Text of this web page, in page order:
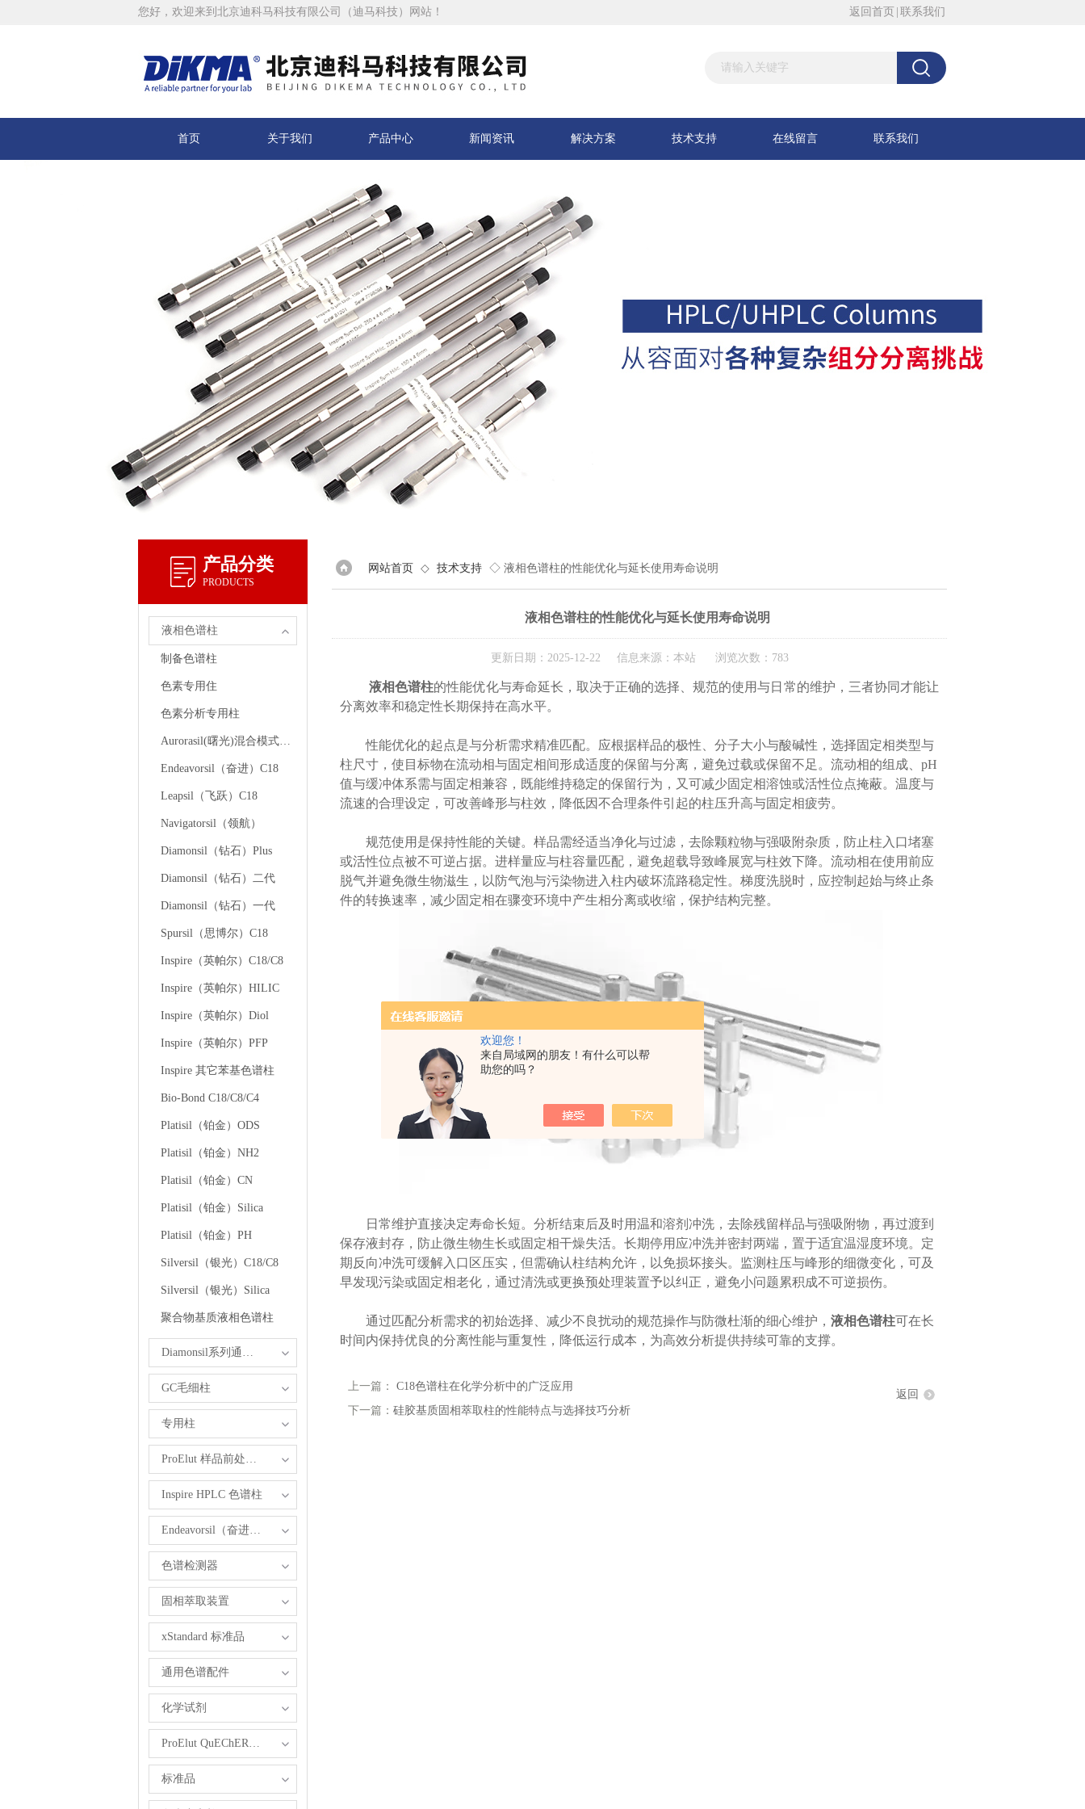
欢迎您！
来自局域网的朋友！有什么可以帮
助您的吗？
您好，欢迎来到北京迪科马科技有限公司（迪马科技）网站！ 返回首页 联系我们
首页 关于我们 产品中心 新闻资讯 解决方案 技术支持 在线留言 联系我们
产品分类
PRODUCTS
液相色谱柱
制备色谱柱
色素专用住
色素分析专用柱
Aurorasil(曙光)混合模式液相色谱柱
Endeavorsil（奋进）C18
Leapsil（飞跃）C18
Navigatorsil（领航）
Diamonsil（钻石）Plus
Diamonsil（钻石）二代
Diamonsil（钻石）一代
Spursil（思博尔）C18
Inspire（英帕尔）C18/C8
Inspire（英帕尔）HILIC
Inspire（英帕尔）Diol
Inspire（英帕尔）PFP
Inspire 其它苯基色谱柱
Bio-Bond C18/C8/C4
Platisil（铂金）ODS
Platisil（铂金）NH2
Platisil（铂金）CN
Platisil（铂金）Silica
Platisil（铂金）PH
Silversil（银光）C18/C8
Silversil（银光）Silica
聚合物基质液相色谱柱
Diamonsil系列通用型反相色谱柱
GC毛细柱
专用柱
ProElut 样品前处理产品
Inspire HPLC 色谱柱
Endeavorsil（奋进）1.8 µm UHPLC柱
色谱检测器
固相萃取装置
xStandard 标准品
通用色谱配件
化学试剂
ProElut QuEChERS 产品
标准品
网站首页 ◇ 技术支持 ◇ 液相色谱柱的性能优化与延长使用寿命说明
液相色谱柱的性能优化与延长使用寿命说明
更新日期：2025-12-22 信息来源：本站 浏览次数：783
液相色谱柱的性能优化与寿命延长，取决于正确的选择、规范的使用与日常的维护，三者协同才能让
分离效率和稳定性长期保持在高水平。
性能优化的起点是与分析需求精准匹配。应根据样品的极性、分子大小与酸碱性，选择固定相类型与
柱尺寸，使目标物在流动相与固定相间形成适度的保留与分离，避免过载或保留不足。流动相的组成、pH
值与缓冲体系需与固定相兼容，既能维持稳定的保留行为，又可减少固定相溶蚀或活性位点掩蔽。温度与
流速的合理设定，可改善峰形与柱效，降低因不合理条件引起的柱压升高与固定相疲劳。
规范使用是保持性能的关键。样品需经适当净化与过滤，去除颗粒物与强吸附杂质，防止柱入口堵塞
或活性位点被不可逆占据。进样量应与柱容量匹配，避免超载导致峰展宽与柱效下降。流动相在使用前应
脱气并避免微生物滋生，以防气泡与污染物进入柱内破坏流路稳定性。梯度洗脱时，应控制起始与终止条
件的转换速率，减少固定相在骤变环境中产生相分离或收缩，保护结构完整。
日常维护直接决定寿命长短。分析结束后及时用温和溶剂冲洗，去除残留样品与强吸附物，再过渡到
保存液封存，防止微生物生长或固定相干燥失活。长期停用应冲洗并密封两端，置于适宜温湿度环境。定
期反向冲洗可缓解入口区压实，但需确认柱结构允许，以免损坏接头。监测柱压与峰形的细微变化，可及
早发现污染或固定相老化，通过清洗或更换预处理装置予以纠正，避免小问题累积成不可逆损伤。
通过匹配分析需求的初始选择、减少不良扰动的规范操作与防微杜渐的细心维护， 液相色谱柱可在长
时间内保持优良的分离性能与重复性，降低运行成本，为高效分析提供持续可靠的支撑。
上一篇： C18色谱柱在化学分析中的广泛应用
下一篇： 硅胶基质固相萃取柱的性能特点与选择技巧分析
返回